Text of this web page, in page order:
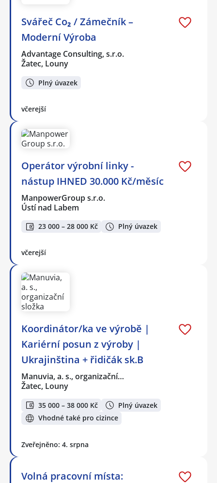
Svářeč Co₂ / Zámečník –
Moderní Výroba
Advantage Consulting, s.r.o.
Žatec, Louny
Plný úvazek
včerejší
Operátor výrobní linky -
nástup IHNED 30.000 Kč/měsíc
ManpowerGroup s.r.o.
Ústí nad Labem
23 000 – 28 000 Kč Plný úvazek
včerejší
Koordinátor/ka ve výrobě |
Kariérní posun z výroby |
Ukrajinština + řidičák sk.B
Manuvia, a. s., organizační…
Žatec, Louny
35 000 – 38 000 Kč
Plný úvazek
Vhodné také pro cizince
Zveřejněno: 4. srpna
Volná pracovní místa: